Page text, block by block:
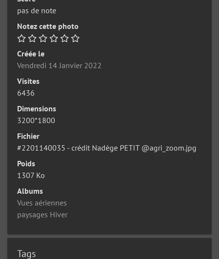
pas de note
Notez cette photo
Créée le
Vendredi 14 Janvier 2022
Visites
6436
Dimensions
3200*1800
Fichier
#2201140035 - crédit Nadège PETIT @agri_zoom.jpg
Poids
1307 Ko
Albums
Vues aériennes
paysages Hiver
Tags